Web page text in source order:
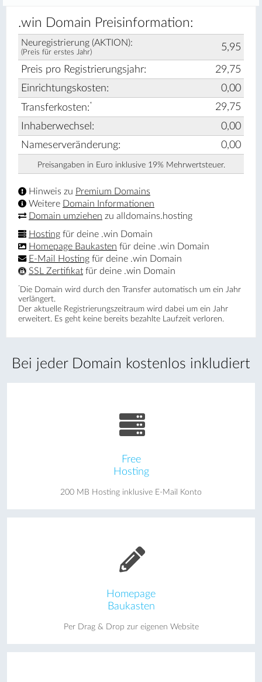
Bei jeder Domain kostenlos inkludiert
Free
Hosting
200 MB Hosting inklusive E-Mail Konto
Homepage
Baukasten
Per Drag & Drop zur eigenen Website
.win Domain Preisinformation:
Neuregistrierung (AKTION):
(Preis für erstes Jahr) 5,95
Preis pro Registrierungsjahr:
29,75
Einrichtungskosten:
0,00
Transferkosten:*
29,75
Inhaberwechsel:
0,00
Nameserveränderung:
0,00
Preisangaben in Euro inklusive 19% Mehrwertsteuer.
Hinweis zu Premium Domains
Weitere Domain Informationen
Domain umziehen zu alldomains.hosting
Hosting für deine .win Domain
Homepage Baukasten für deine .win Domain
E-Mail Hosting für deine .win Domain
SSL Zertifikat für deine .win Domain
* Die Domain wird durch den Transfer automatisch um ein Jahr
verlängert.
Der aktuelle Registrierungs­zeitraum wird dabei um ein Jahr
erweitert. Es geht keine bereits bezahlte Laufzeit verloren.